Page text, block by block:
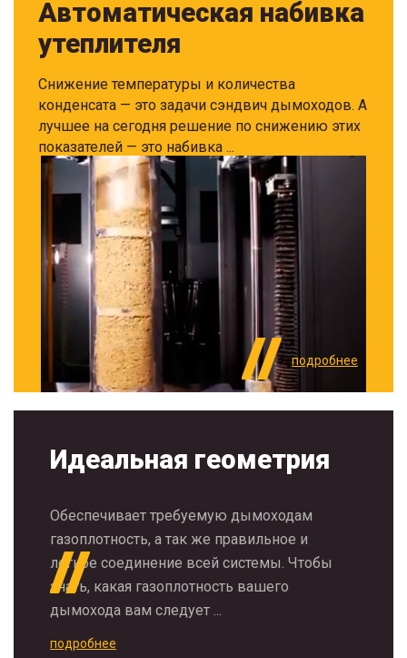
Автоматическая набивка
утеплителя
Снижение температуры и количества
конденсата — это задачи сэндвич дымоходов. А
лучшее на сегодня решение по снижению этих
показателей — это набивка ...
подробнее
Идеальная геометрия
Обеспечивает требуемую дымоходам
газоплотность, а так же правильное и
легкое соединение всей системы. Чтобы
знать, какая газоплотность вашего
дымохода вам следует ...
подробнее